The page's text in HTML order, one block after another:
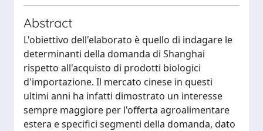
Abstract
L'obiettivo dell'elaborato è quello di indagare le
determinanti della domanda di Shanghai
rispetto all'acquisto di prodotti biologici
d'importazione. Il mercato cinese in questi
ultimi anni ha infatti dimostrato un interesse
sempre maggiore per l'offerta agroalimentare
estera e specifici segmenti della domanda, dato